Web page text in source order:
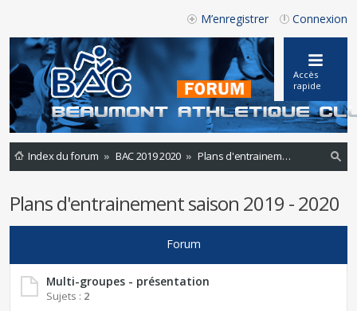
Connexion
M’enregistrer
Accès
rapide
Index du forum BAC 2019 2020
Plans d'entrainement saison 2019 - 2020
he
rc
Plans d'entrainement saison 2019 - 2020
Forum
Multi-groupes - présentation
Sujets : 2